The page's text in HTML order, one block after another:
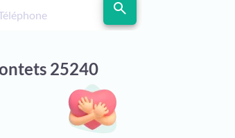
search
25240